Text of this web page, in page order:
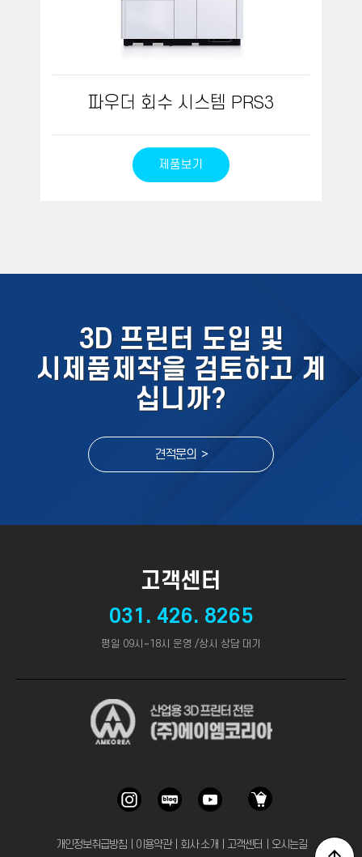
파우더 회수 시스템 PRS3
제품보기
3D 프린터 도입 및
시제품제작을 검토하고 계
십니까?
견적문의 >
고객센터
031. 426. 8265
평일 09시~18시 운영 /상시 상담 대기
개인정보취급방침｜ 이용약관｜ 회사 소개 고객센터 오시는길